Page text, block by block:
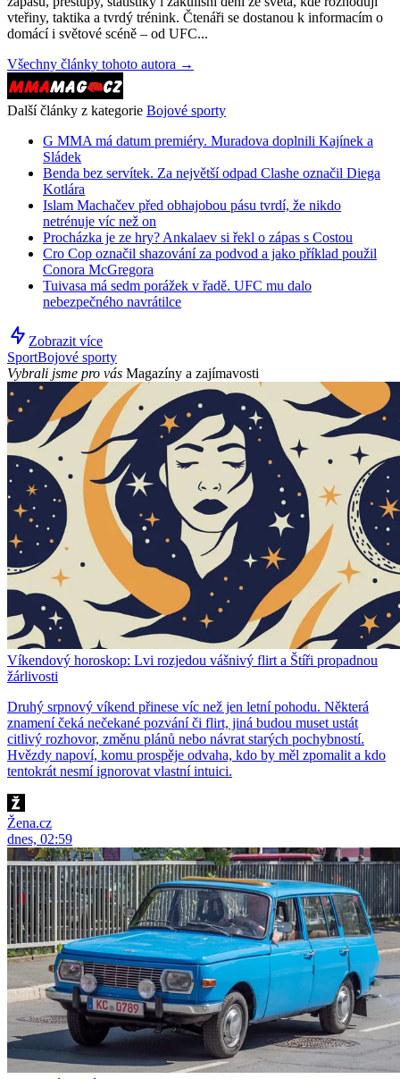
vteřiny, taktika a tvrdý trénink. Čtenáři se dostanou k informacím o
domácí i světové scéně – od UFC...
Všechny články tohoto autora →
Další články z kategorie Bojové sporty
G MMA má datum premiéry. Muradova doplnili Kajínek a
Sládek
Benda bez servítek. Za největší odpad Clashe označil Diega
Kotlára
Islam Machačev před obhajobou pásu tvrdí, že nikdo
netrénuje víc než on
Procházka je ze hry? Ankalaev si řekl o zápas s Costou
Cro Cop označil shazování za podvod a jako příklad použil
Conora McGregora
Tuivasa má sedm porážek v řadě. UFC mu dalo
nebezpečného navrátilce
Zobrazit více
SportBojové sporty
Vybrali jsme pro vás Magazíny a zajímavosti
Víkendový horoskop: Lvi rozjedou vášnivý flirt a Štíři propadnou
žárlivosti
Druhý srpnový víkend přinese víc než jen letní pohodu. Některá
znamení čeká nečekané pozvání či flirt, jiná budou muset ustát
citlivý rozhovor, změnu plánů nebo návrat starých pochybností.
Hvězdy napoví, komu prospěje odvaha, kdo by měl zpomalit a kdo
tentokrát nesmí ignorovat vlastní intuici.
Žena.cz
dnes, 02:59